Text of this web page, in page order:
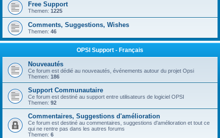
Free Support
Themen: 1225
Comments, Suggestions, Wishes
Themen: 46
OPSI Support - Français
Nouveautés
Ce forum est dédié au nouveautés, événements autour du projet Opsi
Themen: 186
Support Communautaire
Ce forum est destiné au support entre utilisateurs de logiciel OPSI
Themen: 92
Commentaires, Suggestions d'amélioration
Ce forum est destiné au commentaires, suggestions d'amélioration et tout ce
qui ne rentre pas dans les autres forums
Themen: 6